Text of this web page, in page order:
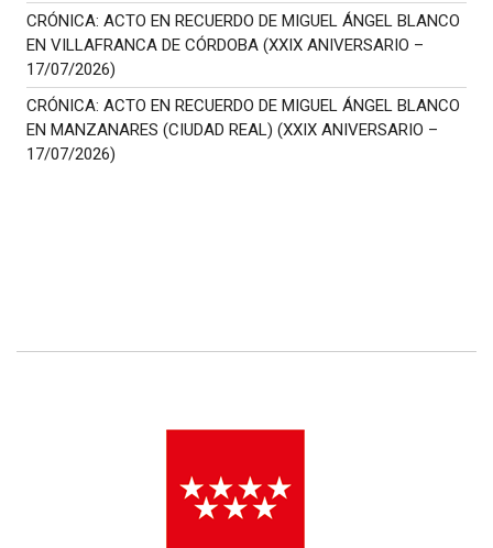
CRÓNICA: ACTO EN RECUERDO DE MIGUEL ÁNGEL BLANCO
EN VILLAFRANCA DE CÓRDOBA (XXIX ANIVERSARIO –
17/07/2026)
CRÓNICA: ACTO EN RECUERDO DE MIGUEL ÁNGEL BLANCO
EN MANZANARES (CIUDAD REAL) (XXIX ANIVERSARIO –
17/07/2026)